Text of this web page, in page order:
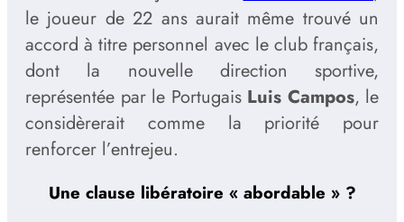
le joueur de 22 ans aurait même trouvé un
accord à titre personnel avec le club français,
dont la nouvelle direction sportive,
représentée par le Portugais Luis Campos, le
considèrerait comme la priorité pour
renforcer l’entrejeu.
Une clause libératoire « abordable » ?